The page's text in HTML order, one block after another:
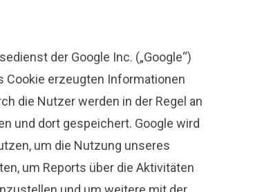
der Google Inc. („Google“)
Cookie erzeugten Informationen
die Nutzer werden in der Regel an
und dort gespeichert. Google wird
um die Nutzung unseres
um Reports über die Aktivitäten